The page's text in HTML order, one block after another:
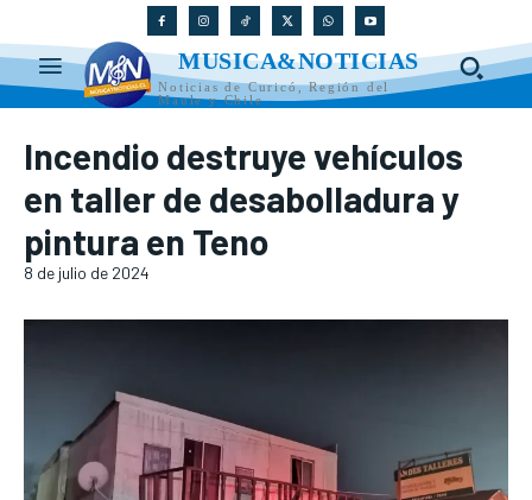
MUSICA&NOTICIAS
Noticias de Curicó, Región del
Maule y Chile
Incendio destruye vehículos
en taller de desabolladura y
pintura en Teno
8 de julio de 2024